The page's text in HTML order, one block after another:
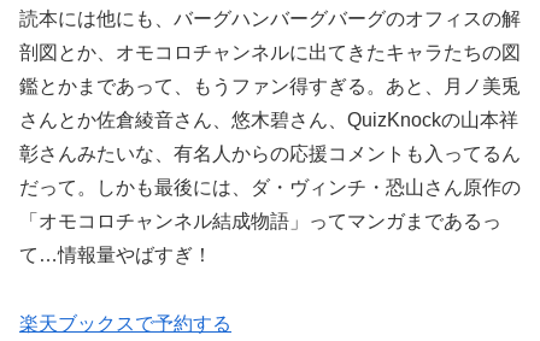
読本には他にも、バーグハンバーグバーグのオフィスの解
剖図とか、オモコロチャンネルに出てきたキャラたちの図
鑑とかまであって、もうファン得すぎる。あと、月ノ美兎
さんとか佐倉綾音さん、悠木碧さん、QuizKnockの山本祥
彰さんみたいな、有名人からの応援コメントも入ってるん
だって。しかも最後には、ダ・ヴィンチ・恐山さん原作の
「オモコロチャンネル結成物語」ってマンガまであるっ
て…情報量やばすぎ！
楽天ブックスで予約する